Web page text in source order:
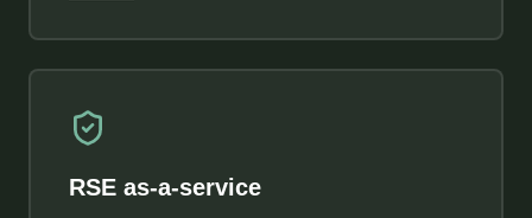
RSE as-a-service